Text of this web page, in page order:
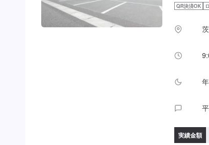
いている
営業時間
QR決済OK
実績金額